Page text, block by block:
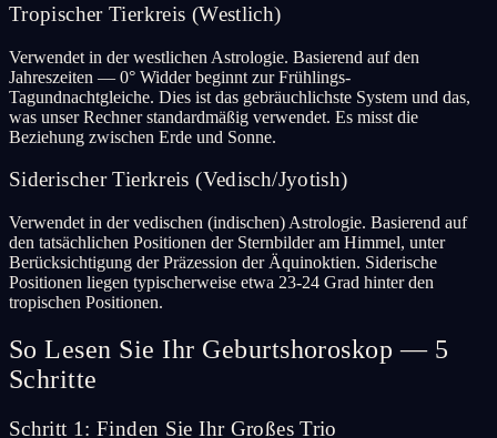
Tropischer Tierkreis (Westlich)
Verwendet in der westlichen Astrologie. Basierend auf den
Jahreszeiten — 0° Widder beginnt zur Frühlings-
Tagundnachtgleiche. Dies ist das gebräuchlichste System und das,
was unser Rechner standardmäßig verwendet. Es misst die
Beziehung zwischen Erde und Sonne.
Siderischer Tierkreis (Vedisch/Jyotish)
Verwendet in der vedischen (indischen) Astrologie. Basierend auf
den tatsächlichen Positionen der Sternbilder am Himmel, unter
Berücksichtigung der Präzession der Äquinoktien. Siderische
Positionen liegen typischerweise etwa 23-24 Grad hinter den
tropischen Positionen.
So Lesen Sie Ihr Geburtshoroskop — 5
Schritte
Schritt 1: Finden Sie Ihr Großes Trio